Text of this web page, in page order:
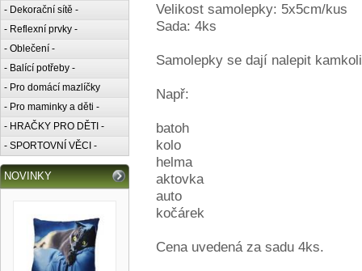
- Dekorační sítě -
- Reflexní prvky -
- Oblečení -
- Balící potřeby -
- Pro domácí mazlíčky
- Pro maminky a děti -
- HRAČKY PRO DĚTI -
- SPORTOVNÍ VĚCI -
NOVINKY
Velikost samolepky: 5x5cm/kus
Sada: 4ks
Samolepky se dají nalepit
Např:
batoh
kolo
helma
aktovka
auto
kočárek
Cena uvedená za sadu 4ks.